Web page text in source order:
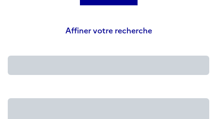
Affiner votre recherche